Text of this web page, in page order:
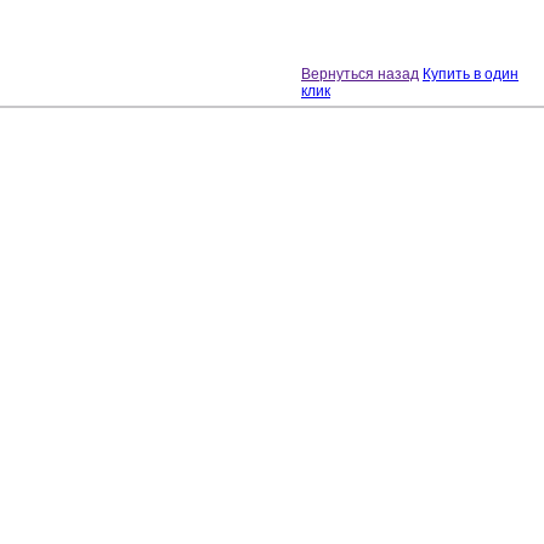
Вернуться назад Купить в один
клик